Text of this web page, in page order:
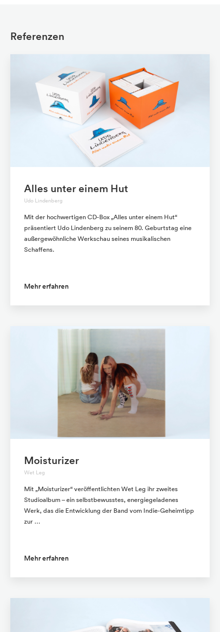
Referenzen
Alles unter einem Hut
Udo Lindenberg
Mit der hochwertigen CD-Box „Alles unter einem Hut“
präsentiert Udo Lindenberg zu seinem 80. Geburtstag eine
außergewöhnliche Werkschau seines musikalischen
Schaffens.
Mehr erfahren
Moisturizer
Wet Leg
Mit „Moisturizer“ veröffentlichten Wet Leg ihr zweites
Studioalbum – ein selbstbewusstes, energiegeladenes
Werk, das die Entwicklung der Band vom Indie-Geheimtipp
zur …
Mehr erfahren